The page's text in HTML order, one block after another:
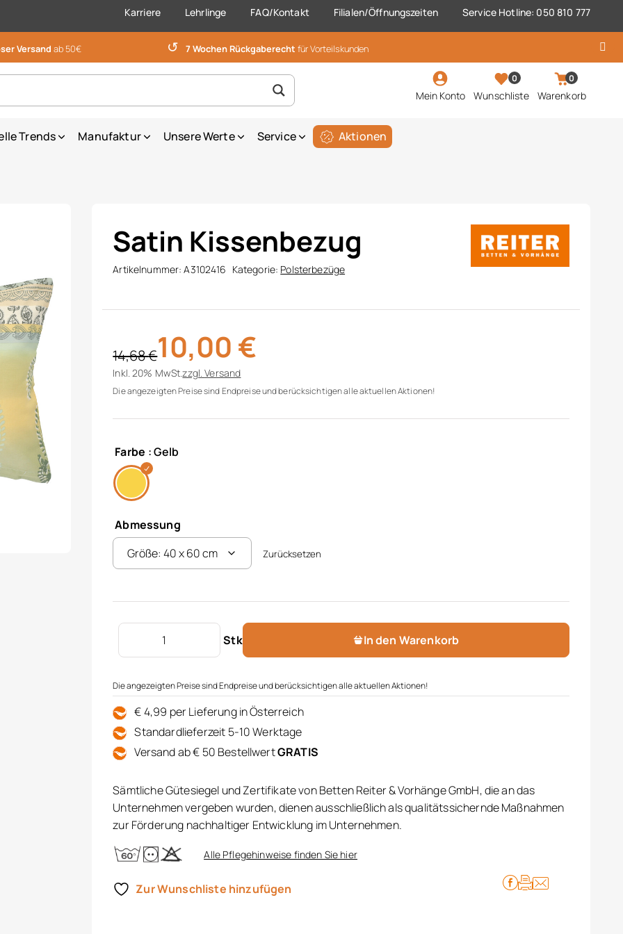
Karriere Lehrlinge FAQ/Kontakt Filialen/Öffnungszeiten Service Hotline: 050 810 777
Versand ab 50€ ↺ 7 Wochen Rückgaberecht für Vorteilskunden
Mein Konto
0
Wunschliste
0
Warenkorb
Trends Manufaktur Unsere Werte Service Aktionen
Satin Kissenbezug
Artikelnummer:A3102416 Kategorie: Polsterbezüge
14,68€
Ursprünglicher Preis war: 14,68 €
10,00 €
Aktueller Preis ist: 10,00 €.
Inkl. 20% MwSt.zzgl.Versand
Die angezeigten Preise sind Endpreise und berücksichtigen alle aktuellen Aktionen!
Farbe : Gelb
Abmessung
Zurücksetzen
Stk
Satin Kissenbezug Menge
In den Warenkorb
Die angezeigten Preise sind Endpreise und berücksichtigen alle aktuellen Aktionen!
€ 4,99 per Lieferung in Österreich
Standardlieferzeit 5-10 Werktage
Versand ab € 50 BestellwertGRATIS
Sämtliche Gütesiegel und Zertifikate von Betten Reiter & Vorhänge GmbH, die an das
Unternehmen vergeben wurden, dienen ausschließlich als qualitätssichernde Maßnahmen
zur Förderung nachhaltiger Entwicklung im Unternehmen.
Alle Pflegehinweise finden Sie hier
Zur Wunschliste hinzufügen